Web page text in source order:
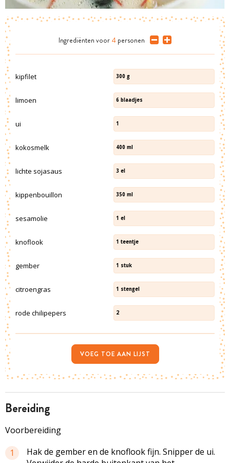
bereiding
Voorbereiding
1
Hak de gember en de knoflook fijn. Snipper de ui.
Ingrediënten voor 4 personen
kipfilet 300 g
limoen 6 blaadjes
ui 1
kokosmelk 400 ml
lichte sojasaus 3 el
kippenbouillon 350 ml
sesamolie 1 el
knoflook 1 teentje
gember 1 stuk
citroengras 1 stengel
rode chilipepers 2
VOEG TOE AAN LIJST